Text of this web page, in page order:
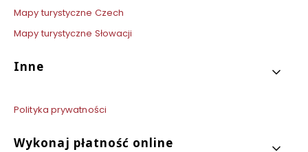
Mapy turystyczne Czech
Mapy turystyczne Słowacji
Inne
Polityka prywatności
Wykonaj płatność online